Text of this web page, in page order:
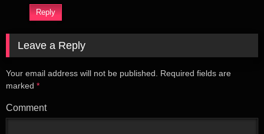
Reply
Leave a Reply
Your email address will not be published. Required fields are
marked *
Comment